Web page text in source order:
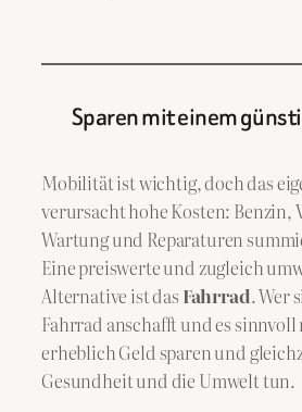
Sparen mit einem
Mobilität ist wichtig, doch das
verursacht hohe Kosten: Benzin,
Wartung und Reparaturen
Eine preiswerte und zugleich
Alternative ist dasFahrrad. Wer
Fahrrad anschafft und es
erheblich Geld sparen und
Gesundheit und die Umwelt tun.